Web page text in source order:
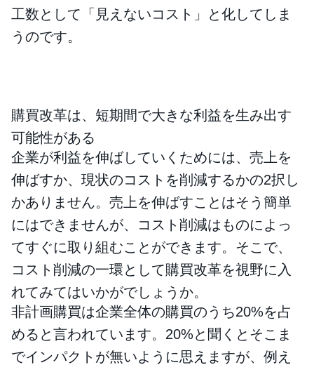
工数として「見えないコスト」と化してしま
うのです。
購買改革は、短期間で大きな利益を生み出す
可能性がある
企業が利益を伸ばしていくためには、売上を
伸ばすか、現状のコストを削減するかの2択し
かありません。売上を伸ばすことはそう簡単
にはできませんが、コスト削減はものによっ
てすぐに取り組むことができます。そこで、
コスト削減の一環として購買改革を視野に入
れてみてはいかがでしょうか。
非計画購買は企業全体の購買のうち20%を占
めると言われています。20%と聞くとそこま
でインパクトが無いように思えますが、例え